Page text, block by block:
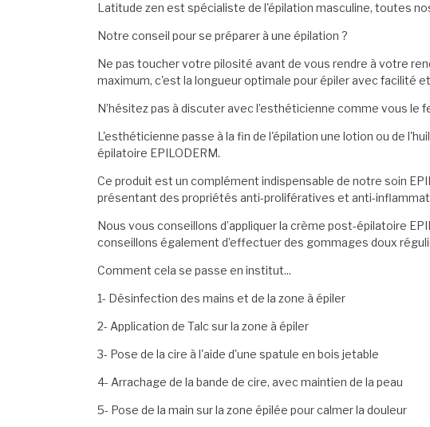
Latitude zen est spécialiste de l'épilation masculine, toutes
Notre conseil pour se préparer à une épilation ?
Ne pas toucher votre pilosité avant de vous rendre à votre
maximum, c'est la longueur optimale pour épiler avec facilité
N’hésitez pas à discuter avec l’esthéticienne comme vous
L'esthéticienne passe à la fin de l'épilation une lotion ou de
épilatoire EPILODERM.
Ce produit est un complément indispensable de notre soin
présentant des propriétés anti-prolifératives et anti-
Nous vous conseillons d’appliquer la crème post-épilatoire
conseillons également d’effectuer des gommages doux
Comment cela se passe en institut...
1- Désinfection des mains et de la zone à épiler
2- Application de Talc sur la zone à épiler
3- Pose de la cire à l'aide d'une spatule en bois jetable
4- Arrachage de la bande de cire, avec maintien de la peau
5- Pose de la main sur la zone épilée pour calmer la douleur